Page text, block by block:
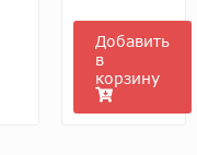
Добавить
в
корзину